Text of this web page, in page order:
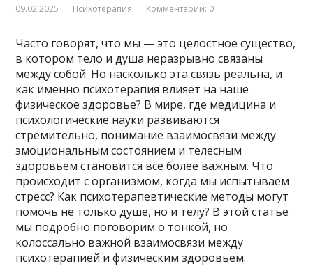
09.02.2025 Психотерапия Комментарии: 0
Часто говорят, что мы — это целостное существо,
в котором тело и душа неразрывно связаны
между собой. Но насколько эта связь реальна, и
как именно психотерапия влияет на наше
физическое здоровье? В мире, где медицина и
психологические науки развиваются
стремительно, понимание взаимосвязи между
эмоциональным состоянием и телесным
здоровьем становится всё более важным. Что
происходит с организмом, когда мы испытываем
стресс? Как психотерапевтические методы могут
помочь не только душе, но и телу? В этой статье
мы подробно поговорим о тонкой, но
колоссально важной взаимосвязи между
психотерапией и физическим здоровьем.